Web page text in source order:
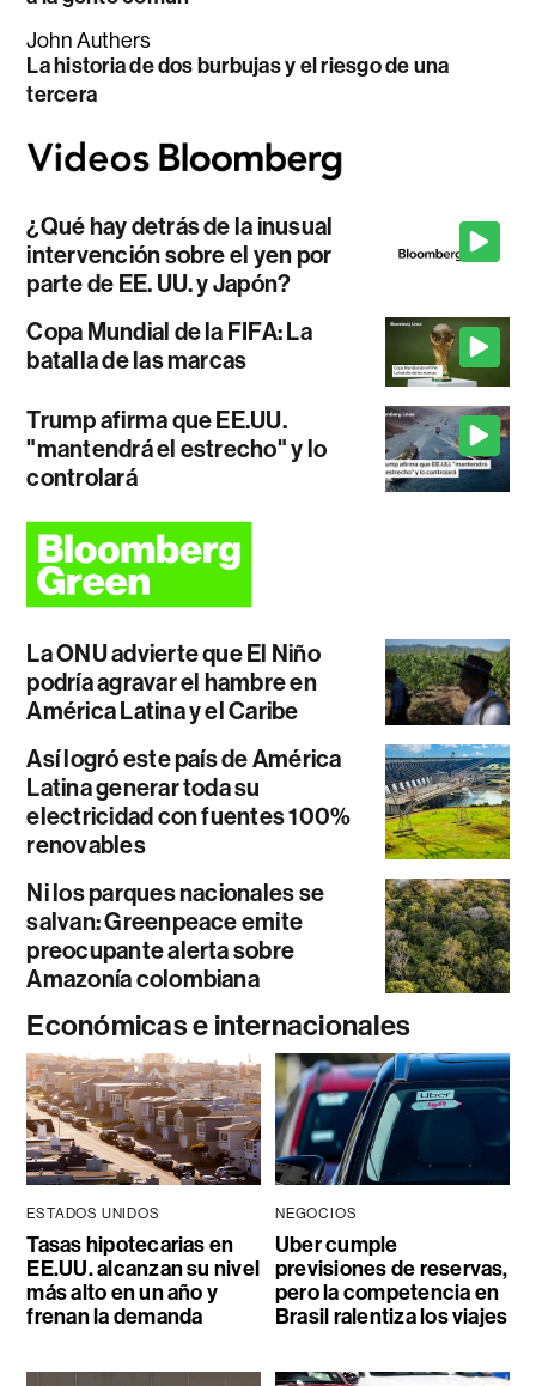
John Authers
La historia de dos burbujas y el riesgo de una
tercera
¿Qué hay detrás de la inusual
intervención sobre el yen por
parte de EE. UU. y Japón?
Copa Mundial de la FIFA: La
batalla de las marcas
Trump afirma que EE.UU.
"mantendrá el estrecho" y lo
controlará
La ONU advierte que El Niño
podría agravar el hambre en
América Latina y el Caribe
Así logró este país de América
Latina generar toda su
electricidad con fuentes 100%
renovables
Ni los parques nacionales se
salvan: Greenpeace emite
preocupante alerta sobre
Amazonía colombiana
Económicas e internacionales
ESTADOS UNIDOS
Tasas hipotecarias en
EE.UU. alcanzan su nivel
más alto en un año y
frenan la demanda
NEGOCIOS
Uber cumple
previsiones de reservas,
pero la competencia en
Brasil ralentiza los viajes